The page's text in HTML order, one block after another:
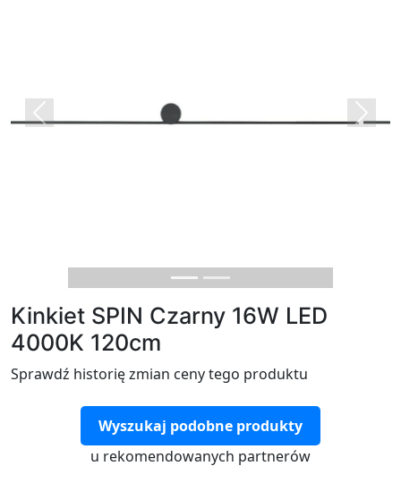
Previous Next
Kinkiet SPIN Czarny 16W LED
4000K 120cm
Sprawdź historię zmian ceny tego produktu
Wyszukaj podobne produkty
u rekomendowanych partnerów